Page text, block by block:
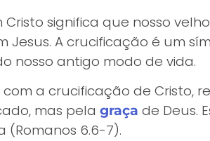
significa que nosso
Jesus. A crucificação é um
nosso antigo modo de vida.
a crucificação de Cristo,
mas pela graça de Deus.
(Romanos 6.6-7).